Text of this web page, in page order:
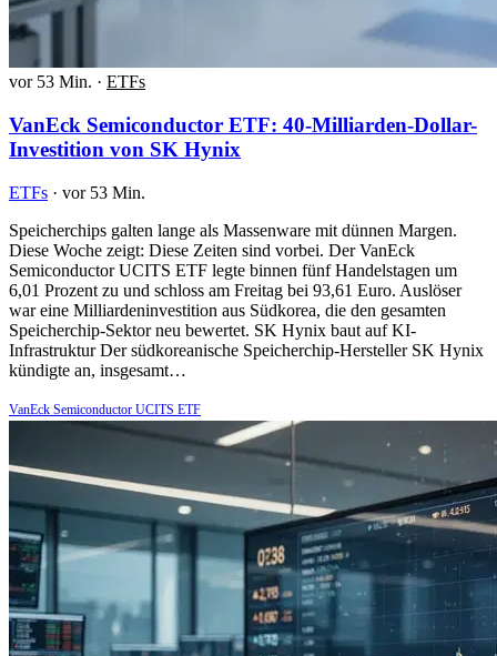
vor 53 Min. · ETFs
VanEck Semiconductor ETF: 40-Milliarden-Dollar-
Investition von SK Hynix
ETFs · vor 53 Min.
Speicherchips galten lange als Massenware mit dünnen Margen.
Diese Woche zeigt: Diese Zeiten sind vorbei. Der VanEck
Semiconductor UCITS ETF legte binnen fünf Handelstagen um
6,01 Prozent zu und schloss am Freitag bei 93,61 Euro. Auslöser
war eine Milliardeninvestition aus Südkorea, die den gesamten
Speicherchip-Sektor neu bewertet. SK Hynix baut auf KI-
Infrastruktur Der südkoreanische Speicherchip-Hersteller SK Hynix
kündigte an, insgesamt…
VanEck Semiconductor UCITS ETF